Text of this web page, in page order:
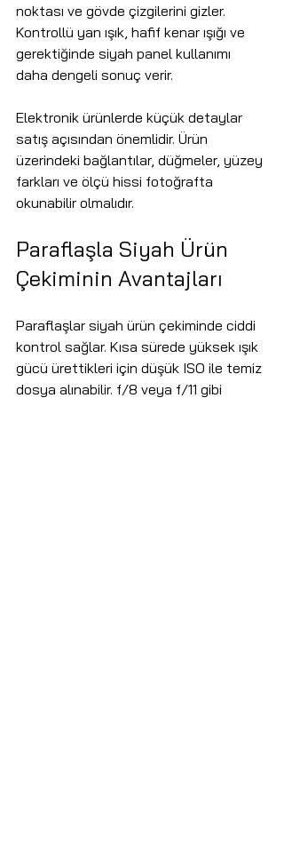
noktası ve gövde çizgilerini gizler.
Kontrollü yan ışık, hafif kenar ışığı ve
gerektiğinde siyah panel kullanımı
daha dengeli sonuç verir.
Elektronik ürünlerde küçük detaylar
satış açısından önemlidir. Ürün
üzerindeki bağlantılar, düğmeler, yüzey
farkları ve ölçü hissi fotoğrafta
okunabilir olmalıdır.
Paraflaşla Siyah Ürün
Çekiminin Avantajları
Paraflaşlar siyah ürün çekiminde ciddi
kontrol sağlar. Kısa sürede yüksek ışık
gücü ürettikleri için düşük ISO ile temiz
dosya alınabilir. f/8 veya f/11 gibi